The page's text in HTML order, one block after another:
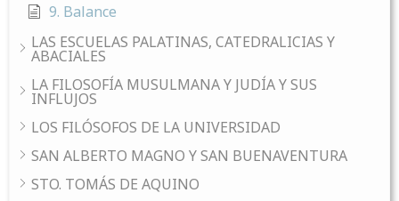
9. Balance
LAS ESCUELAS PALATINAS, CATEDRALICIAS Y
ABACIALES
LA FILOSOFÍA MUSULMANA Y JUDÍA Y SUS
INFLUJOS
LOS FILÓSOFOS DE LA UNIVERSIDAD
SAN ALBERTO MAGNO Y SAN BUENAVENTURA
STO. TOMÁS DE AQUINO